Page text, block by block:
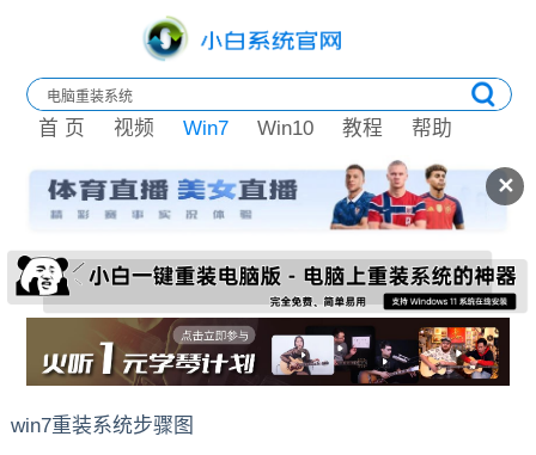
✕
首 页 视频 Win7 Win10 教程 帮助
win7重装系统步骤图